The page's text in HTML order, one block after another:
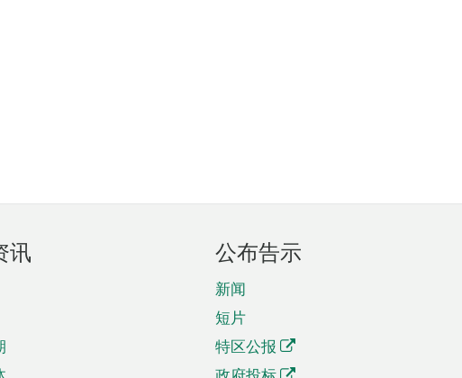
讯 公布告示
新闻
短片
特区公报